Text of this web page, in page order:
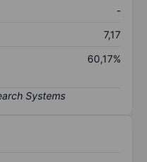
-
7,17
60,17%